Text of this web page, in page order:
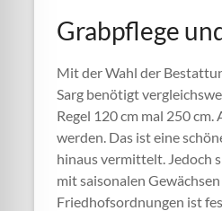
Grabpflege
Mit der Wahl der
Sarg benötigt
Regel 120 cm mal 250
werden. Das ist eine
hinaus vermittelt. Jedoch
mit saisonalen
Friedhofsordnungen ist